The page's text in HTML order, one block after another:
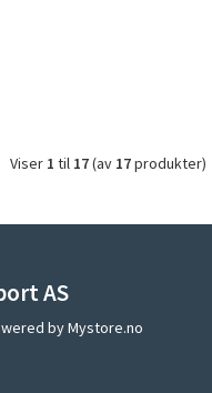
Viser 1 til 17(av 17produkter)
AS
byMystore.no